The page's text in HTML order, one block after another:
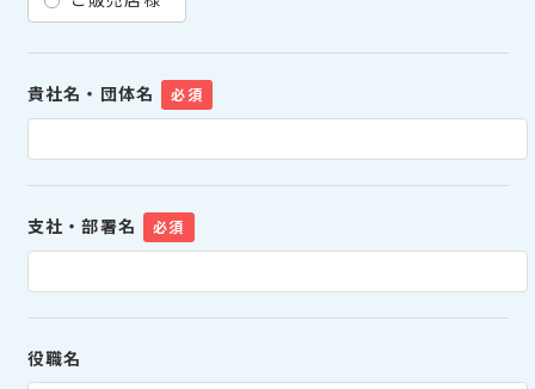
貴社名・団体名 必須
支社・部署名 必須
役職名